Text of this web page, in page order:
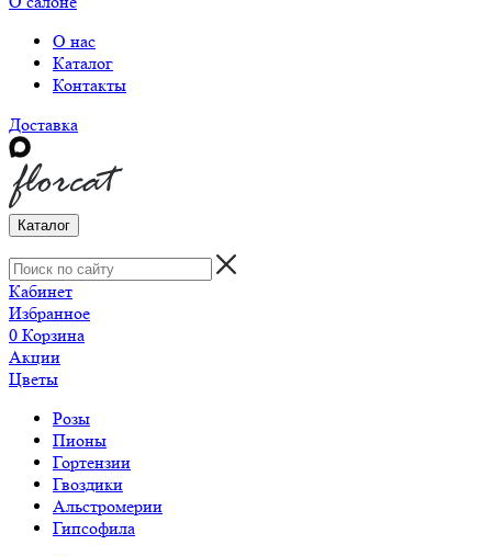
О нас
Каталог
Контакты
Доставка
Каталог
Кабинет
Избранное
0 Корзина
Акции
Цветы
Розы
Пионы
Гортензии
Гвоздики
Альстромерии
Гипсофила